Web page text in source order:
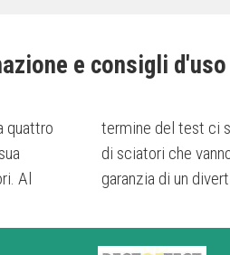
e consigli d'uso
quattro
Al
termine del test ci
di sciatori che
garanzia di un